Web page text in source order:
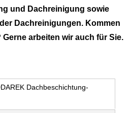
und Dachreinigung sowie
Dachreinigungen. Kommen
arbeiten wir auch für Sie.
Dachbeschichtung-